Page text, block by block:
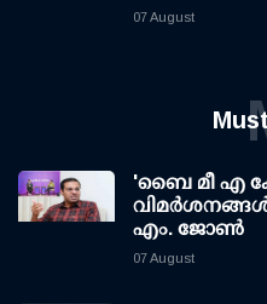
07 August
'ബൈ മീ എ
എം. ജോണ്‍
07 August